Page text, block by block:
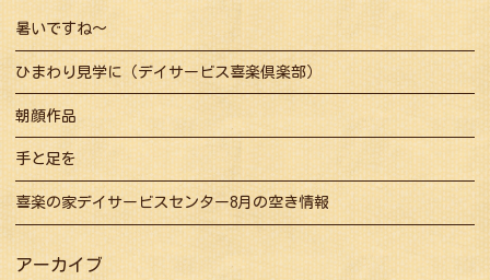
暑いですね～
ひまわり見学に（デイサービス喜楽倶楽部）
朝顔作品
手と足を
喜楽の家デイサービスセンター8月の空き情報
アーカイブ